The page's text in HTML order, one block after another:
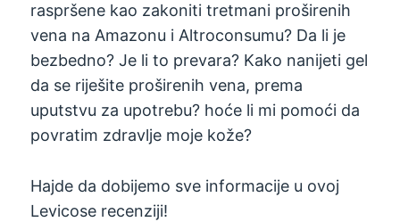
raspršene kao zakoniti tretmani proširenih
vena na Amazonu i Altroconsumu? Da li je
bezbedno? Je li to prevara? Kako nanijeti gel
da se riješite proširenih vena, prema
uputstvu za upotrebu? hoće li mi pomoći da
povratim zdravlje moje kože?
Hajde da dobijemo sve informacije u ovoj
Levicose recenziji!